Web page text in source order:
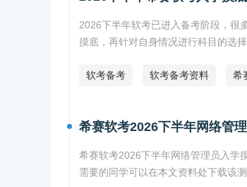
2026下半年软考已进入备考阶段，很
摸底，再针对自身情况进行科目的选
软考备考 软考备考资料 希
希赛软考2026下半年网络管
希赛软考2026下半年网络管理员入学
需要的同学可以在本文资料处下载该测